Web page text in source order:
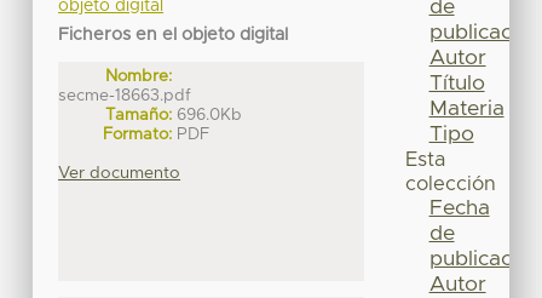
objeto digital
Ficheros en el objeto digital
Nombre:
secme-18663.pdf
Tamaño: 696.0Kb
Formato: PDF
Ver documento
de
publicación
Autor
Título
Materia
Tipo
Esta
colección
Fecha
de
publicación
Autor